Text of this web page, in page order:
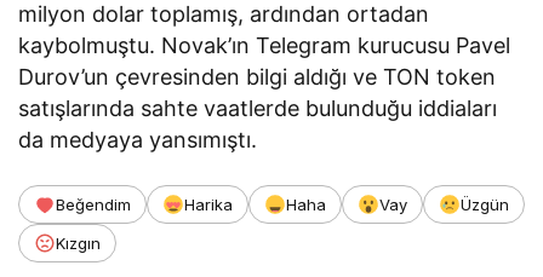
milyon dolar toplamış, ardından ortadan
kaybolmuştu. Novak’ın Telegram kurucusu Pavel
Durov’un çevresinden bilgi aldığı ve TON token
satışlarında sahte vaatlerde bulunduğu iddiaları
da medyaya yansımıştı.
Beğendim Harika Haha Vay
Üzgün
Kızgın